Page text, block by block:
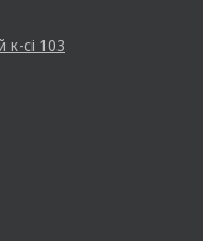
сі 103